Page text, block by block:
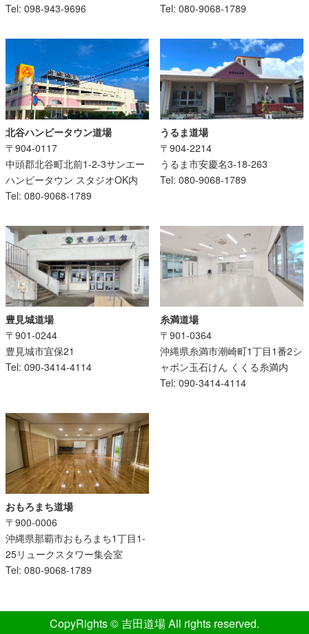
Tel: 098-943-9696
Tel: 080-9068-1789
北谷ハンビータウン道場
〒904-0117
中頭郡北谷町北前1-2-3サンエー
ハンビータウン スタジオOK内
Tel: 080-9068-1789
うるま道場
〒904-2214
うるま市安慶名3-18-263
Tel: 080-9068-1789
豊見城道場
〒901-0244
豊見城市宜保21
Tel: 090-3414-4114
糸満道場
〒901-0364
沖縄県糸満市潮崎町1丁目1番2シ
ャボン玉石けん くくる糸満内
Tel: 090-3414-4114
おもろまち道場
〒900-0006
沖縄県那覇市おもろまち1丁目1-
25リュークスタワー集会室
Tel: 080-9068-1789
CopyRights © 吉田道場 All rights reserved.